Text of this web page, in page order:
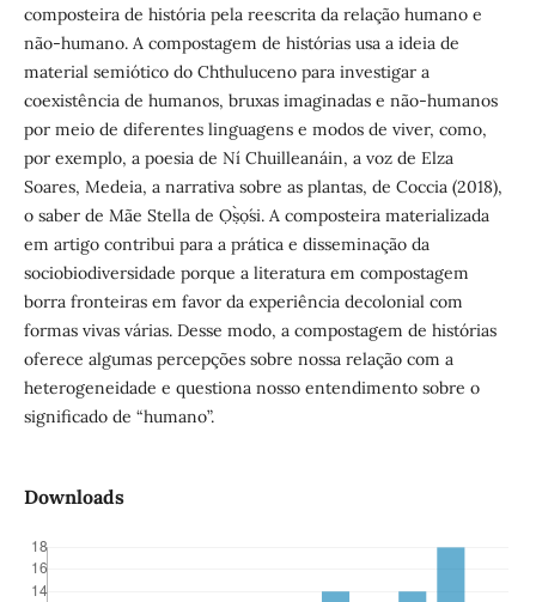
composteira de história pela reescrita da relação humano e
não-humano. A compostagem de histórias usa a ideia de
material semiótico do Chthuluceno para investigar a
coexistência de humanos, bruxas imaginadas e não-humanos
por meio de diferentes linguagens e modos de viver, como,
por exemplo, a poesia de Ní Chuilleanáin, a voz de Elza
Soares, Medeia, a narrativa sobre as plantas, de Coccia (2018),
o saber de Mãe Stella de Ọ̀ṣọ́si. A composteira materializada
em artigo contribui para a prática e disseminação da
sociobiodiversidade porque a literatura em compostagem
borra fronteiras em favor da experiência decolonial com
formas vivas várias. Desse modo, a compostagem de histórias
oferece algumas percepções sobre nossa relação com a
heterogeneidade e questiona nosso entendimento sobre o
significado de “humano”.
Downloads